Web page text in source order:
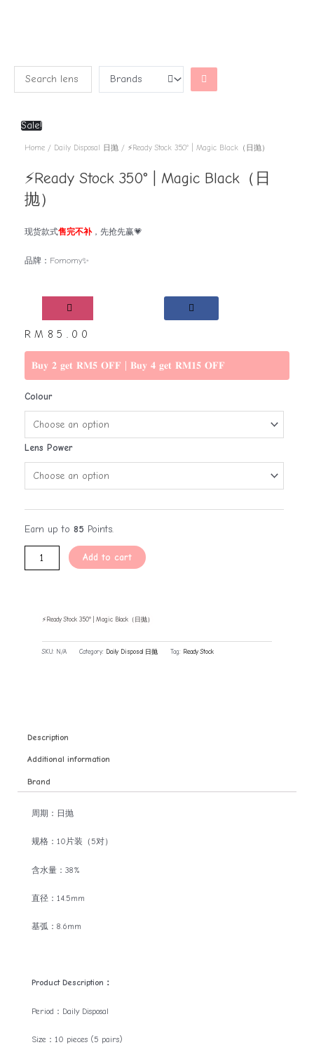
Sale!
Home / Daily Disposal 日抛 / ⚡Ready Stock 350° | Magic Black（日抛）
⚡Ready Stock 350° | Magic Black（日
抛）
现货款式售完不补，先抢先赢💗
品牌：Fomomy✨
RM 85.00
𝐁𝐮𝐲 𝟐 𝐠𝐞𝐭 𝐑𝐌𝟓 𝐎𝐅𝐅 | 𝐁𝐮𝐲 𝟒 𝐠𝐞𝐭 𝐑𝐌𝟏𝟓 𝐎𝐅𝐅
Colour
Lens Power
Earn up to 85 Points.
Add to cart
⚡Ready Stock 350° | Magic Black（日抛）
SKU: N/A Category: Daily Disposal 日抛 Tag: Ready Stock
Description
Additional information
Brand
周期：日抛
规格：10片装（5对）
含水量：38%
直径：14.5mm
基弧：8.6mm
Product Description：
Period：Daily Disposal
Size：10 pieces (5 pairs)